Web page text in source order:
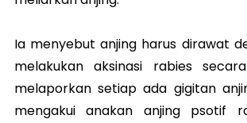
Ia menyebut anjing harus dirawat
melakukan aksinasi rabies
melaporkan setiap ada gigitan
mengakui anakan anjing psotif